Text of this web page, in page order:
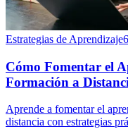
Estrategias de Aprendizaje6
Cómo Fomentar el
Formación a
Aprende a fomentar el
distancia con estrategias